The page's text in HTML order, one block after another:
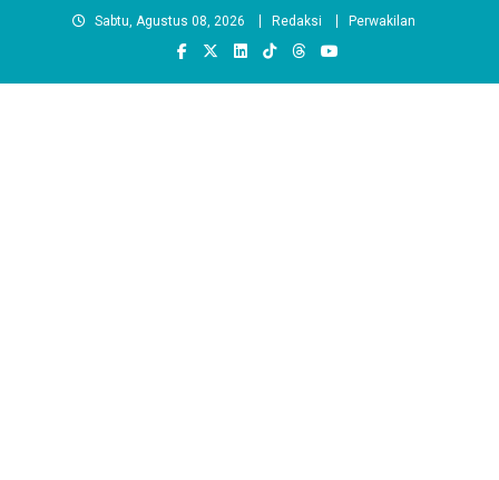
Sabtu, Agustus 08, 2026 Redaksi Perwakilan